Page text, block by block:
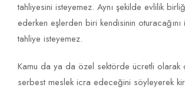
tahliyesini isteyemez. Aynı şekilde evlilik
ederken eşlerden biri kendisinin
tahliye isteyemez.
Kamu da ya da özel sektörde ücretli olarak
serbest meslek icra edeceğini söyleyerek